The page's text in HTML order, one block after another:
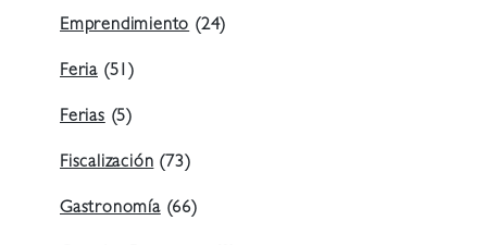
Emprendimiento(24)
Feria (51)
Ferias(5)
Fiscalización(73)
Gastronomía(66)